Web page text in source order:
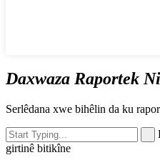
Daxwaza Raportek
Serlêdana xwe bihêlin da ku
girtinê bitikîne